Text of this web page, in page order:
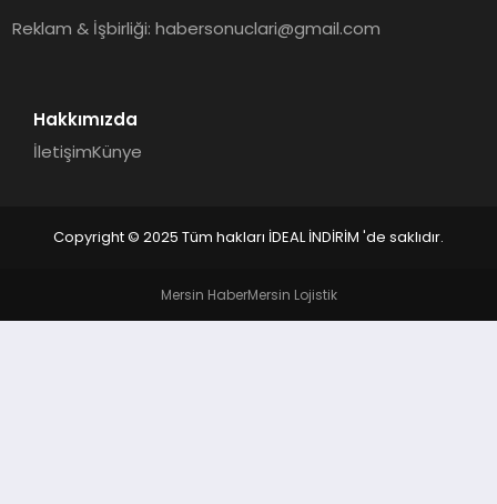
Reklam & İşbirliği:habersonuclari@gmail.com
Hakkımızda
İletişimKünye
Copyright © 2025 Tüm hakları İDEAL İNDİRİM 'de saklıdır.
Mersin HaberMersin Lojistik